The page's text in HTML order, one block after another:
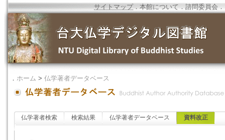
サイトマップ．本館について ．諮問委員会 ．
． ホーム > 仏学著者データベース
仏学著者検索 検索結果 仏学著者データベース 資料改正